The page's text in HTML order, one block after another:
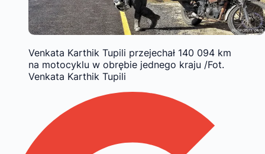
Venkata Karthik Tupili przejechał 140 094 km
na motocyklu w obrębie jednego kraju /Fot.
Venkata Karthik Tupili